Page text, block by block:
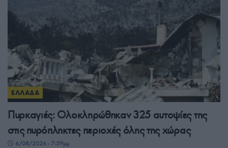
ΕΛΛΑΔΑ
Πυρκαγιές: Ολοκληρώθηκαν 325 αυτοψίες της
στις πυρόπληκτες περιοχές όλης της χώρας
6/08/2026 - 7:59μμ